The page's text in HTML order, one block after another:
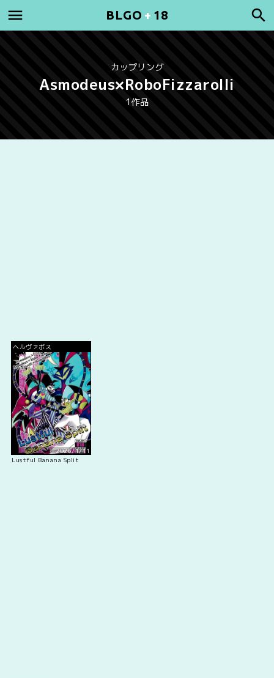
BLGO + 18
カップリング
Asmodeus×RoboFizzarolli
1作品
ヘルヴァボス
2026/1/11
Lustful Banana Split